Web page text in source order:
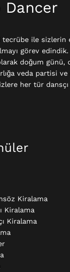
Dancer
tecrübe ile sizlerin
görev
doğum günü,
veda partisi
her tür
Kiralama
Kiralama​
Kiralama​